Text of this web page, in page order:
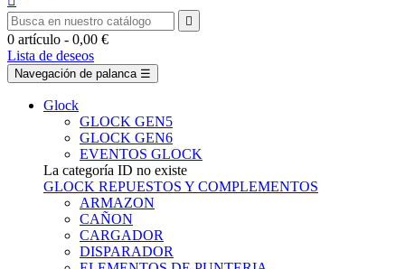

0 artículo - 0,00 €
Lista de deseos
Navegación de palanca ☰
Glock
GLOCK GEN5
GLOCK GEN6
EVENTOS GLOCK
La categoría ID no existe
GLOCK REPUESTOS Y COMPLEMENTOS
ARMAZON
CAÑON
CARGADOR
DISPARADOR